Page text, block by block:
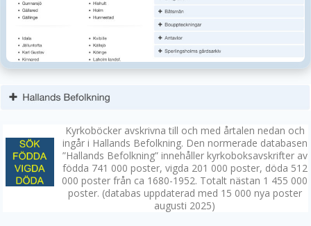
Kyrkoböcker avskrivna till och med årtalen nedan och
ingår i Hallands Befolkning. Den normerade databasen
”Hallands Befolkning” innehåller kyrkoboksavskrifter av
födda 741 000 poster, vigda 201 000 poster, döda 512
000 poster från ca 1680-1952. Totalt nästan 1 455 000
poster. (databas uppdaterad med 15 000 nya poster
augusti 2025)